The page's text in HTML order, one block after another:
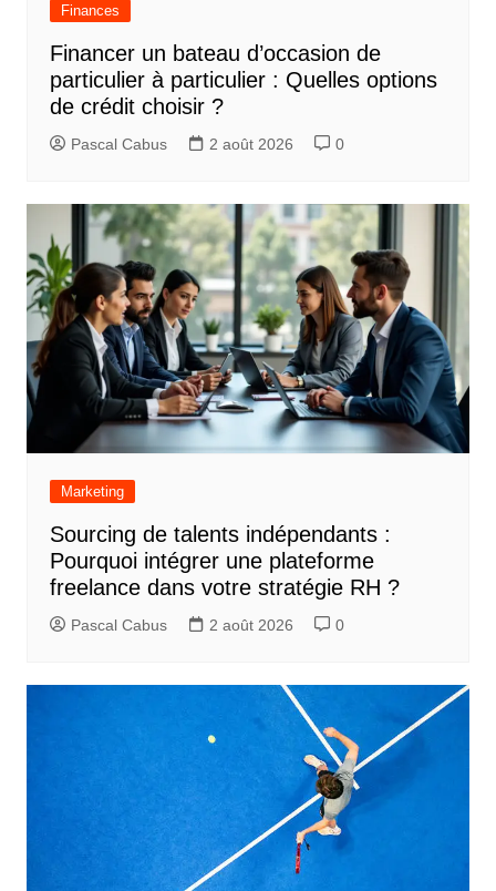
Finances
Financer un bateau d’occasion de
particulier à particulier : Quelles options
de crédit choisir ?
Pascal Cabus 2 août 2026 0
Marketing
Sourcing de talents indépendants :
Pourquoi intégrer une plateforme
freelance dans votre stratégie RH ?
Pascal Cabus 2 août 2026 0